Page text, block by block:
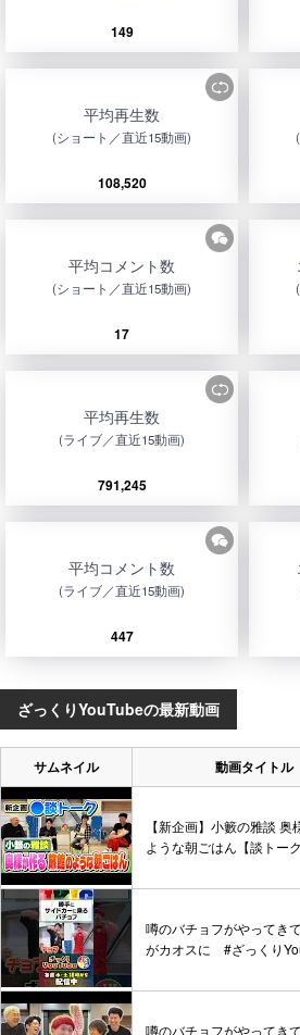
149
平均再生数
(ショート／直近15動画)
108,520
平均コメント数
(ショート／直近15動画)
17
平均再生数
(ライブ／直近15動画)
791,245
平均コメント数
(ライブ／直近15動画)
447
ざっくりYouTubeの最新動画
サムネイル 動画タイトル
【新企画】小籔の雅談 奥
ような朝ごはん【談トーク
噂のバチョフがやってき
がカオスに #ざっくり
噂のバチョフがやってき